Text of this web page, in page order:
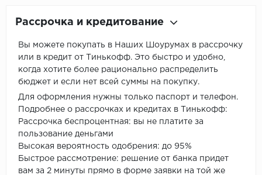
Рассрочка и кредитование
Вы можете покупать в Наших Шоурумах в рассрочку
или в кредит от Тинькофф. Это быстро и удобно,
когда хотите более рационально распределить
бюджет и если нет всей суммы на покупку.
Для оформления нужны только паспорт и телефон.
Подробнее о рассрочках и кредитах в Тинькофф:
Рассрочка беспроцентная: вы не платите за
пользование деньгами
Высокая вероятность одобрения: до 95%
Быстрое рассмотрение: решение от банка придет
вам за 2 минуты прямо в форме заявки на той же